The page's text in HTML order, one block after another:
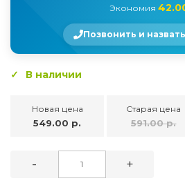
Экономия
Позвонить и
В наличии
Новая цена
549.00 р.
Старая цена
591.00 р.
- +